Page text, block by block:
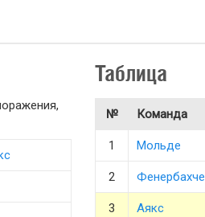
Таблица
№ Команда
1 Мольде
2 Фенербахче
3 Аякс